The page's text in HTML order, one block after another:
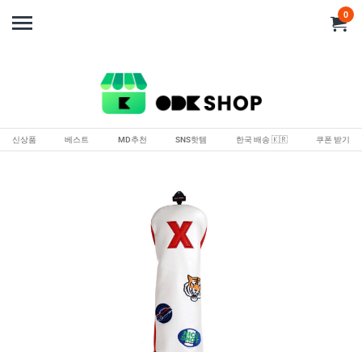
0
신상품 베스트 MD추천 SNS핫템 한국 배송 🇰🇷 쿠폰 받기